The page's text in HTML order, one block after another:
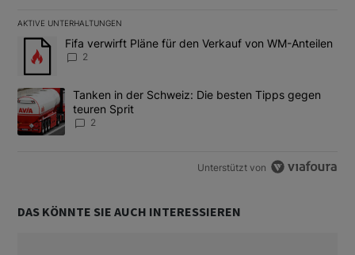
AKTIVE UNTERHALTUNGEN
Das Folgende ist eine Liste der am meisten kommentierten
Ein Trendartikel mit dem Titel "Fifa verwirft Pläne für den
Fifa verwirft Pläne für den Verkauf von WM-Anteilen
2
Ein Trendartikel mit dem Titel "Tanken in der Schweiz: Die
Tanken in der Schweiz: Die besten Tipps gegen
teuren Sprit
2
Unterstützt von
DAS KÖNNTE SIE AUCH INTERESSIEREN